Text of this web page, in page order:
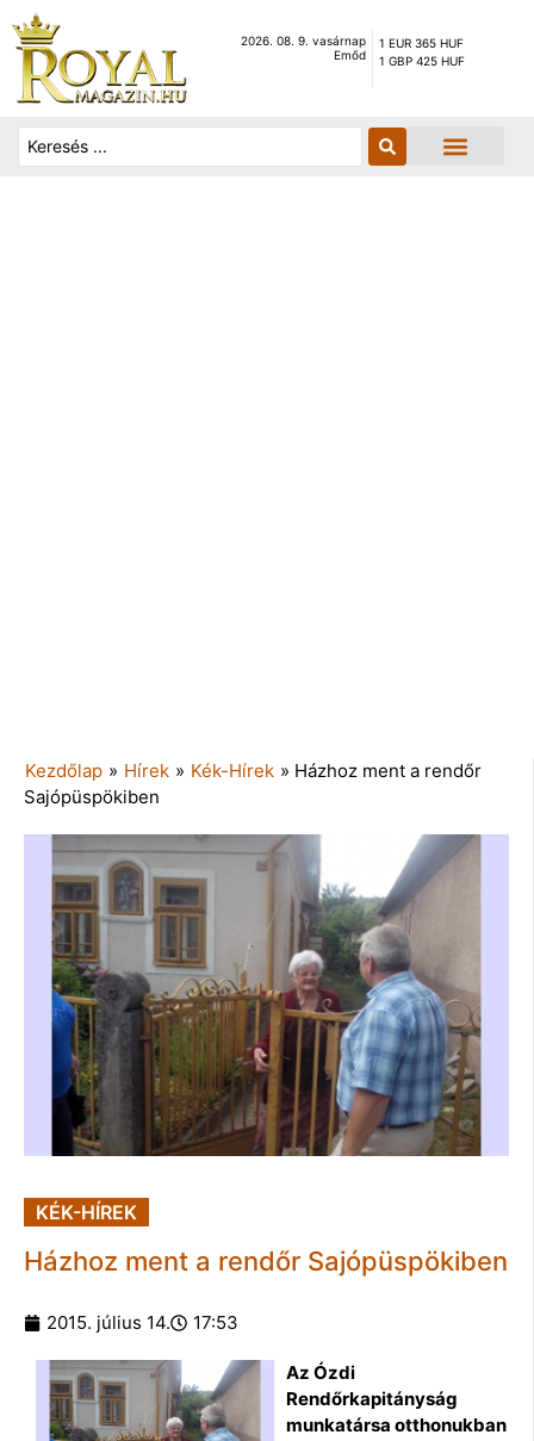
2026. 08. 9. vasárnap
Emőd
1 EUR 365 HUF
1 GBP 425 HUF
Kezdőlap » Hírek » Kék-Hírek » Házhoz ment a rendőr
Sajópüspökiben
KÉK-HÍREK
Házhoz ment a rendőr Sajópüspökiben
2015. július 14. 17:53
Az Ózdi
Rendőrkapitányság
munkatársa otthonukban